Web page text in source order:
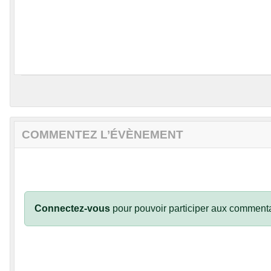
COMMENTEZ L’ÉVÈNEMENT
Connectez-vous pour pouvoir participer aux